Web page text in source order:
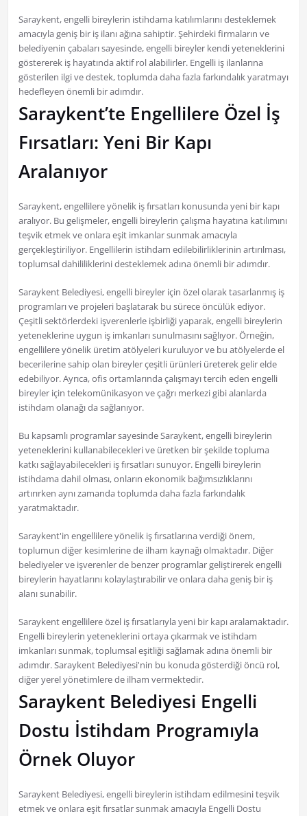
Saraykent, engelli bireylerin istihdama katılımlarını desteklemek
amacıyla geniş bir iş ilanı ağına sahiptir. Şehirdeki firmaların ve
belediyenin çabaları sayesinde, engelli bireyler kendi yeteneklerini
göstererek iş hayatında aktif rol alabilirler. Engelli iş ilanlarına
gösterilen ilgi ve destek, toplumda daha fazla farkındalık yaratmayı
hedefleyen önemli bir adımdır.
Saraykent’te Engellilere Özel İş
Fırsatları: Yeni Bir Kapı
Aralanıyor
Saraykent, engellilere yönelik iş fırsatları konusunda yeni bir kapı
aralıyor. Bu gelişmeler, engelli bireylerin çalışma hayatına katılımını
teşvik etmek ve onlara eşit imkanlar sunmak amacıyla
gerçekleştiriliyor. Engellilerin istihdam edilebilirliklerinin artırılması,
toplumsal dahililiklerini desteklemek adına önemli bir adımdır.
Saraykent Belediyesi, engelli bireyler için özel olarak tasarlanmış iş
programları ve projeleri başlatarak bu sürece öncülük ediyor.
Çeşitli sektörlerdeki işverenlerle işbirliği yaparak, engelli bireylerin
yeteneklerine uygun iş imkanları sunulmasını sağlıyor. Örneğin,
engellilere yönelik üretim atölyeleri kuruluyor ve bu atölyelerde el
becerilerine sahip olan bireyler çeşitli ürünleri üreterek gelir elde
edebiliyor. Ayrıca, ofis ortamlarında çalışmayı tercih eden engelli
bireyler için telekomünikasyon ve çağrı merkezi gibi alanlarda
istihdam olanağı da sağlanıyor.
Bu kapsamlı programlar sayesinde Saraykent, engelli bireylerin
yeteneklerini kullanabilecekleri ve üretken bir şekilde topluma
katkı sağlayabilecekleri iş fırsatları sunuyor. Engelli bireylerin
istihdama dahil olması, onların ekonomik bağımsızlıklarını
artırırken aynı zamanda toplumda daha fazla farkındalık
yaratmaktadır.
Saraykent'in engellilere yönelik iş fırsatlarına verdiği önem,
toplumun diğer kesimlerine de ilham kaynağı olmaktadır. Diğer
belediyeler ve işverenler de benzer programlar geliştirerek engelli
bireylerin hayatlarını kolaylaştırabilir ve onlara daha geniş bir iş
alanı sunabilir.
Saraykent engellilere özel iş fırsatlarıyla yeni bir kapı aralamaktadır.
Engelli bireylerin yeteneklerini ortaya çıkarmak ve istihdam
imkanları sunmak, toplumsal eşitliği sağlamak adına önemli bir
adımdır. Saraykent Belediyesi'nin bu konuda gösterdiği öncü rol,
diğer yerel yönetimlere de ilham vermektedir.
Saraykent Belediyesi Engelli
Dostu İstihdam Programıyla
Örnek Oluyor
Saraykent Belediyesi, engelli bireylerin istihdam edilmesini teşvik
etmek ve onlara eşit fırsatlar sunmak amacıyla Engelli Dostu